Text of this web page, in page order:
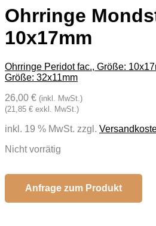
Ohrringe
10x17mm
Ohrringe Peridot fac., Größe:
Größe: 32x11mm
26,00 € (inkl. MwSt.)
(21,85 € exkl. MwSt.)
inkl. 19 % MwSt. zzgl.
Nicht vorrätig
Anfrage zum Produkt